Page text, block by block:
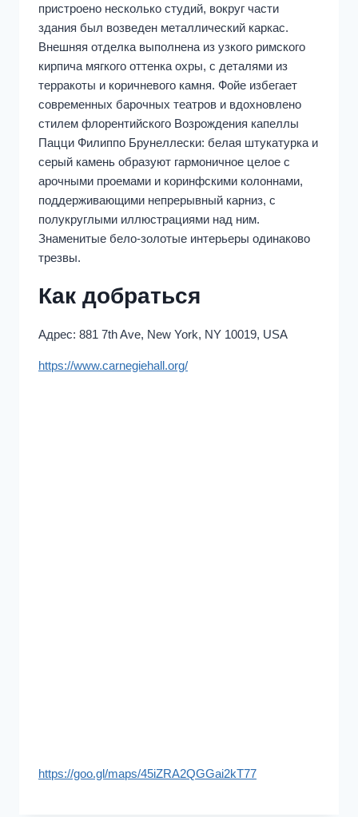
пристроено несколько студий, вокруг части
здания был возведен металлический каркас.
Внешняя отделка выполнена из узкого римского
кирпича мягкого оттенка охры, с деталями из
терракоты и коричневого камня. Фойе избегает
современных барочных театров и вдохновлено
стилем флорентийского Возрождения капеллы
Пацци Филиппо Брунеллески: белая штукатурка и
серый камень образуют гармоничное целое с
арочными проемами и коринфскими колоннами,
поддерживающими непрерывный карниз, с
полукруглыми иллюстрациями над ним.
Знаменитые бело-золотые интерьеры одинаково
трезвы.
Как добраться
Адрес: 881 7th Ave, New York, NY 10019, USA
https://www.carnegiehall.org/
https://goo.gl/maps/45iZRA2QGGai2kT77